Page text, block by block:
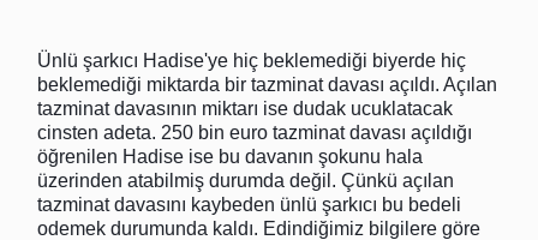
Ünlü şarkıcı Hadise'ye hiç beklemediği biyerde hiç
beklemediği miktarda bir tazminat davası açıldı. Açılan
tazminat davasının miktarı ise dudak ucuklatacak
cinsten adeta. 250 bin euro tazminat davası açıldığı
öğrenilen Hadise ise bu davanın şokunu hala
üzerinden atabilmiş durumda değil. Çünkü açılan
tazminat davasını kaybeden ünlü şarkıcı bu bedeli
odemek durumunda kaldı. Edindiğimiz bilgilere göre